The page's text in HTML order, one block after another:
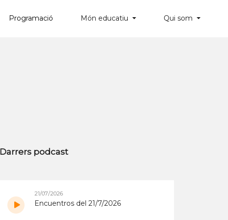
Programació Món educatiu Qui som
Darrers podcast
21/07/2026
Encuentros del 21/7/2026